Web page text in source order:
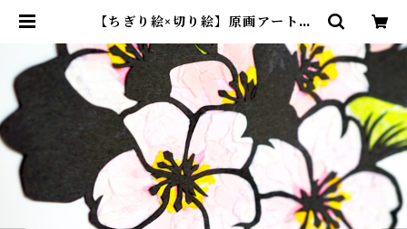
【ちぎり絵×切り絵】原画アート
りもの